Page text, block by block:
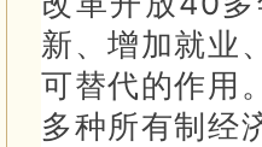
新、增加就业
可替代的作用。
多种所有制经